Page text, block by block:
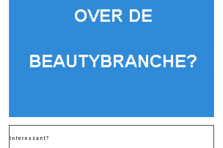
Interessant?